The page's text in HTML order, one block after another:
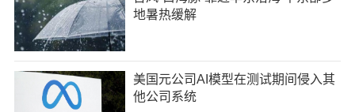
地暑热缓解
美国元公司AI模型在测试期间侵入其
他公司系统